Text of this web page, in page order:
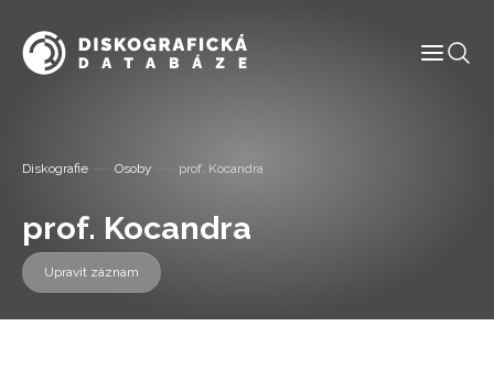
Diskografie Osoby prof. Kocandra
prof. Kocandra
Upravit záznam